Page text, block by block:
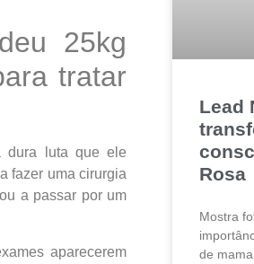
25kg
tratar
dura luta que ele
fazer uma cirurgia
a passar por um
aparecerem
Lead
Rosa
Mostra
de